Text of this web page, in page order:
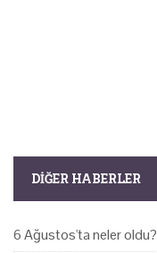
DIĞER HABERLER
6 Ağustos'ta neler oldu?